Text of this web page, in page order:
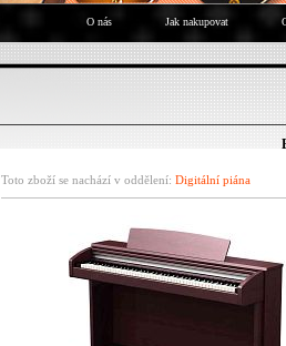
O nás Jak nakupovat
Toto zboží se nachází v oddělení: Digitální piána